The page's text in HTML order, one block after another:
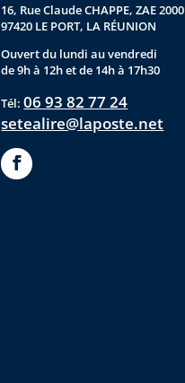
16, Rue Claude CHAPPE, ZAE 2000
97420 LE PORT, LA RÉUNION
Ouvert du lundi au vendredi
de 9h à 12h et de 14h à 17h30
Tél:06 93 82 77 24
setealire@laposte.net